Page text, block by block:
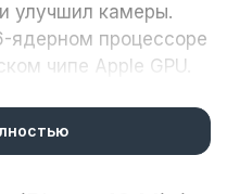
улучшил камеры.
процессоре
чипе Apple GPU.